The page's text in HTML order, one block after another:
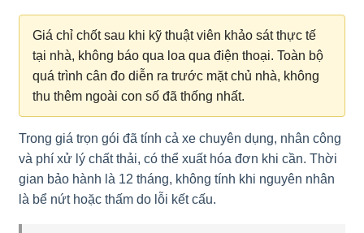
Giá chỉ chốt sau khi kỹ thuật viên khảo sát thực tế
tại nhà, không báo qua loa qua điện thoại. Toàn bộ
quá trình cân đo diễn ra trước mặt chủ nhà, không
thu thêm ngoài con số đã thống nhất.
Trong giá trọn gói đã tính cả xe chuyên dụng, nhân công
và phí xử lý chất thải, có thể xuất hóa đơn khi cần. Thời
gian bảo hành là 12 tháng, không tính khi nguyên nhân
là bể nứt hoặc thấm do lỗi kết cấu.